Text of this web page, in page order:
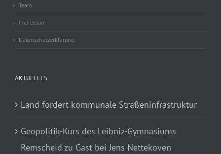
Team
Impressum
Datenschutzerklärung
AKTUELLES
Land fördert kommunale Straßeninfrastruktur
Geopolitik-Kurs des Leibniz-Gymnasiums
Remscheid zu Gast bei Jens Nettekoven